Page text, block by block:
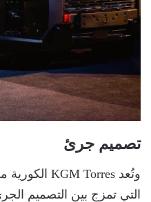
تصميم جرئ
التي تمزج بين التصميم